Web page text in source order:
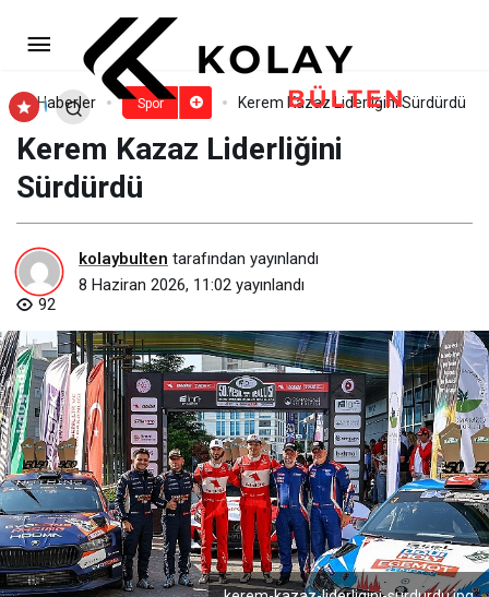
Haberler Spor Kerem Kazaz Liderliğini Sürdürdü
Kerem Kazaz Liderliğini
Sürdürdü
kolaybulten tarafından yayınlandı
8 Haziran 2026, 11:02 yayınlandı
92
Bostanlı Sahili’ne yeni padel
kortları geliyor
Yorum Yap Paylaş